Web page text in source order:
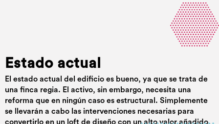
Estado actual
El estado actual del edificio es bueno, ya que se trata de
una finca regia. El activo, sin embargo, necesita una
reforma que en ningún caso es estructural. Simplemente
se llevarán a cabo las intervenciones necesarias para
convertirlo en un loft de diseño con un alto valor añadido.